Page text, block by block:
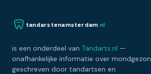
tandarstenamsterdam.nl
is een onderdeel van Tandarts.nl —
onafhankelijke informatie over
geschreven door tandartsen en